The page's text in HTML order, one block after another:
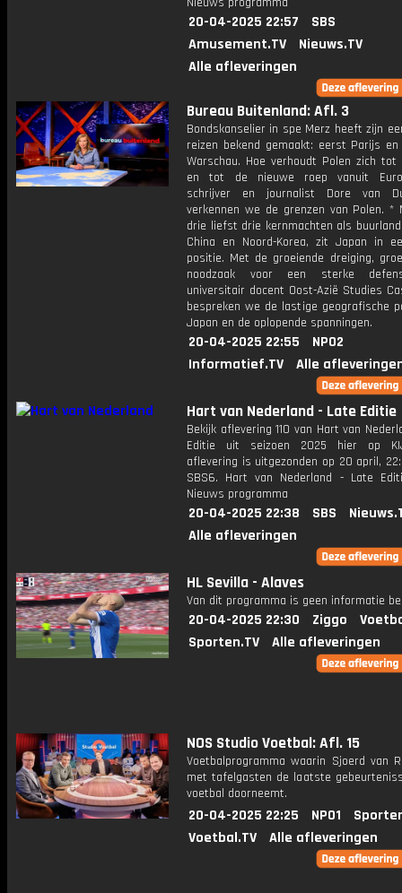
20-04-2025 22:57
SBS
Amusement.TV
Nieuws.TV
Alle afleveringen
Bureau Buitenland: Afl. 3
Bondskanselier in spe Merz heeft zijn
reizen bekend gemaakt: eerst Parijs
Warschau. Hoe verhoudt Polen zich tot
en tot de nieuwe roep vanuit
schrijver en journalist Dore van
verkennen we de grenzen van Polen. *
drie liefst drie kernmachten als
China en Noord-Korea, zit Japan in
positie. Met de groeiende dreiging,
noodzaak voor een sterke
universitair docent Oost-Azië Studies
bespreken we de lastige geografische
Japan en de oplopende spanningen.
20-04-2025 22:55
NPO2
Informatief.TV
Alle
Hart van Nederland - Late Editie
Bekijk aflevering 110 van Hart van
Editie uit seizoen 2025 hier op
aflevering is uitgezonden op 20 april,
SBS6. Hart van Nederland - Late
Nieuws programma
20-04-2025 22:38 SBS
Alle afleveringen
HL Sevilla - Alaves
Van dit programma is geen informatie
20-04-2025 22:30 Ziggo
Sporten.TV
Alle afleveringen
NOS Studio Voetbal: Afl. 15
Voetbalprogramma waarin Sjoerd van
met tafelgasten de laatste
voetbal doorneemt.
20-04-2025 22:25 NPO1
Voetbal.TV
Alle afleveringen